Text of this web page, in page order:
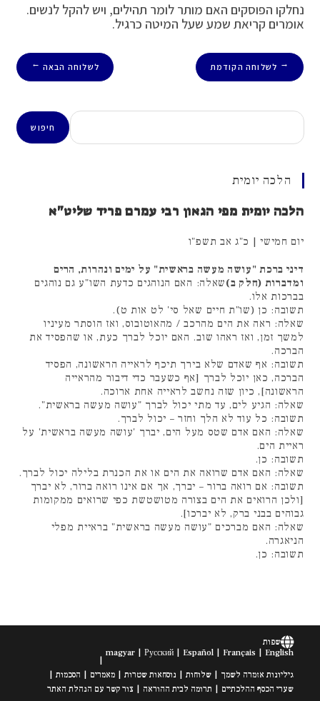
נחלקו הפוסקים האם מותר לומר תהילים, ויש להקל לנשים.
אומרים קריאת שמע שעל המיטה כרגיל.
← לשלוחה הקודמת לשלוחה הבאה →
חיפוש
חיפוש
הלכה יומית
הלכה יומית מפי הגאון רבי עמרם פריד שליט"א
יום חמישי | כ"ג אב תשפ"ו
דיני ברכת "עושה מעשה בראשית" על ימים ונהרות, הרים
ומדברות (חלק ב)שאלה: האם הנוהגים כדעת השו"ע גם נוהגים
בברכות אלו.
תשובה: כן (שו"ת חיים שאל סי' לט אות ט).
שאלה: ראה את הים מהרכב / מהאוטובוס, ואז הוסתר מעיניו
למשך זמן, ואז ראהו שוב. האם יוכל לברך כעת, או שהפסיד את
הברכה.
תשובה: אף שאדם שלא בירך תיכף לראייה הראשונה, הפסיד
הברכה, כאן יוכל לברך [אף כשעבר כדי דיבור מהראייה
הראשונה], כיון שזה נחשב לראייה אחת ארוכה.
שאלה: הגיע לים, עד מתי יכול לברך "עושה מעשה בראשית".
תשובה: כל עוד לא הלך וחזר – יכול לברך.
שאלה: האם אדם שטס מעל הים, יברך 'עושה מעשה בראשית' על
ראיית הים.
תשובה: כן.
שאלה: האם אדם שרואה את הים או את הכנרת בלילה יכול לברך.
תשובה: אם רואה ברור – יברך, אך אם אינו רואה ברור, לא יברך
[ולכן הרואים את הים בצורה מטושטשת כפי שרואים ממקומות
גבוהים בבני ברק, לא יברכו].
שאלה: האם מברכים "עושה מעשה בראשית" בראיית מפלי
הניאגרה.
תשובה: כן.
שפות
English
Français
Español
Русский
magyar
גיליונות אזמרה לשמך שלוחות נוסחאות שטרות מאמרים
הסכמות
שערי הכסף ההלכתיים
תרומה לבית ההוראה צור קשר עם הנהלת האתר